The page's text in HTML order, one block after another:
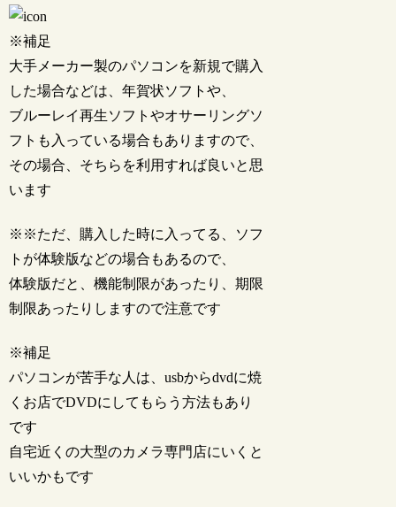
※補足
大手メーカー製のパソコンを新規で購入
した場合などは、年賀状ソフトや、
ブルーレイ再生ソフトやオサーリングソ
フトも入っている場合もありますので、
その場合、そちらを利用すれば良いと思
います
※※ただ、購入した時に入ってる、ソフ
トが体験版などの場合もあるので、
体験版だと、機能制限があったり、期限
制限あったりしますので注意です
※補足
パソコンが苦手な人は、usbからdvdに焼
くお店でDVDにしてもらう方法もあり
です
自宅近くの大型のカメラ専門店にいくと
いいかもです